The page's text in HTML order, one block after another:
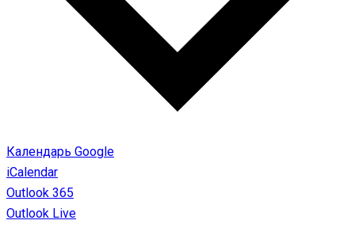
Календарь Google
iCalendar
Outlook 365
Outlook Live